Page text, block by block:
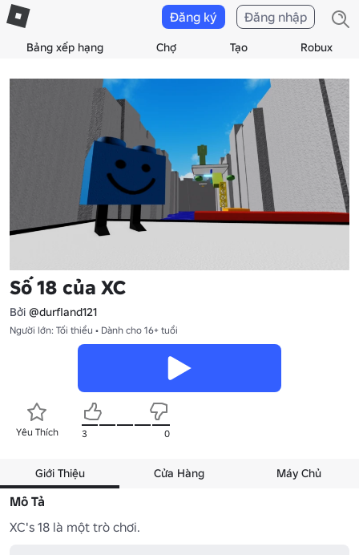
Bảng xếp hạng Chợ Tạo Robux
Đăng ký Đăng nhập
Số 18 của XC
Bởi @durfland121
Người lớn: Tối thiểu • Dành cho 16+ tuổi
Yêu Thích 3 0
Giới Thiệu Cửa Hàng Máy Chủ
Mô Tả
XC's 18 là một trò chơi.